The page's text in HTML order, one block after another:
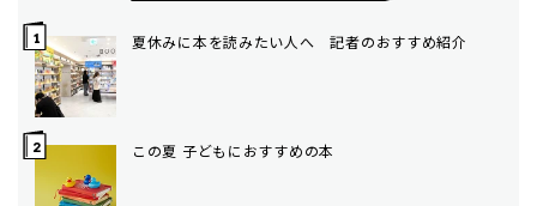
夏休みに本を読みたい人へ 記者のおすすめ紹介
この夏 子どもにおすすめの本